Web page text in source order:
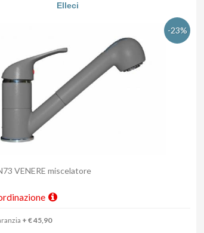
Elleci
-23%
VENERE miscelatore
+ € 45,90